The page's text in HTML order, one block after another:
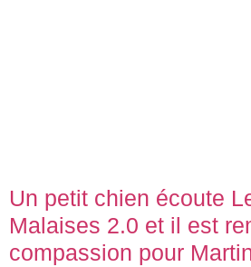
Un petit chien écoute
Malaises 2.0 et il est
compassion pour